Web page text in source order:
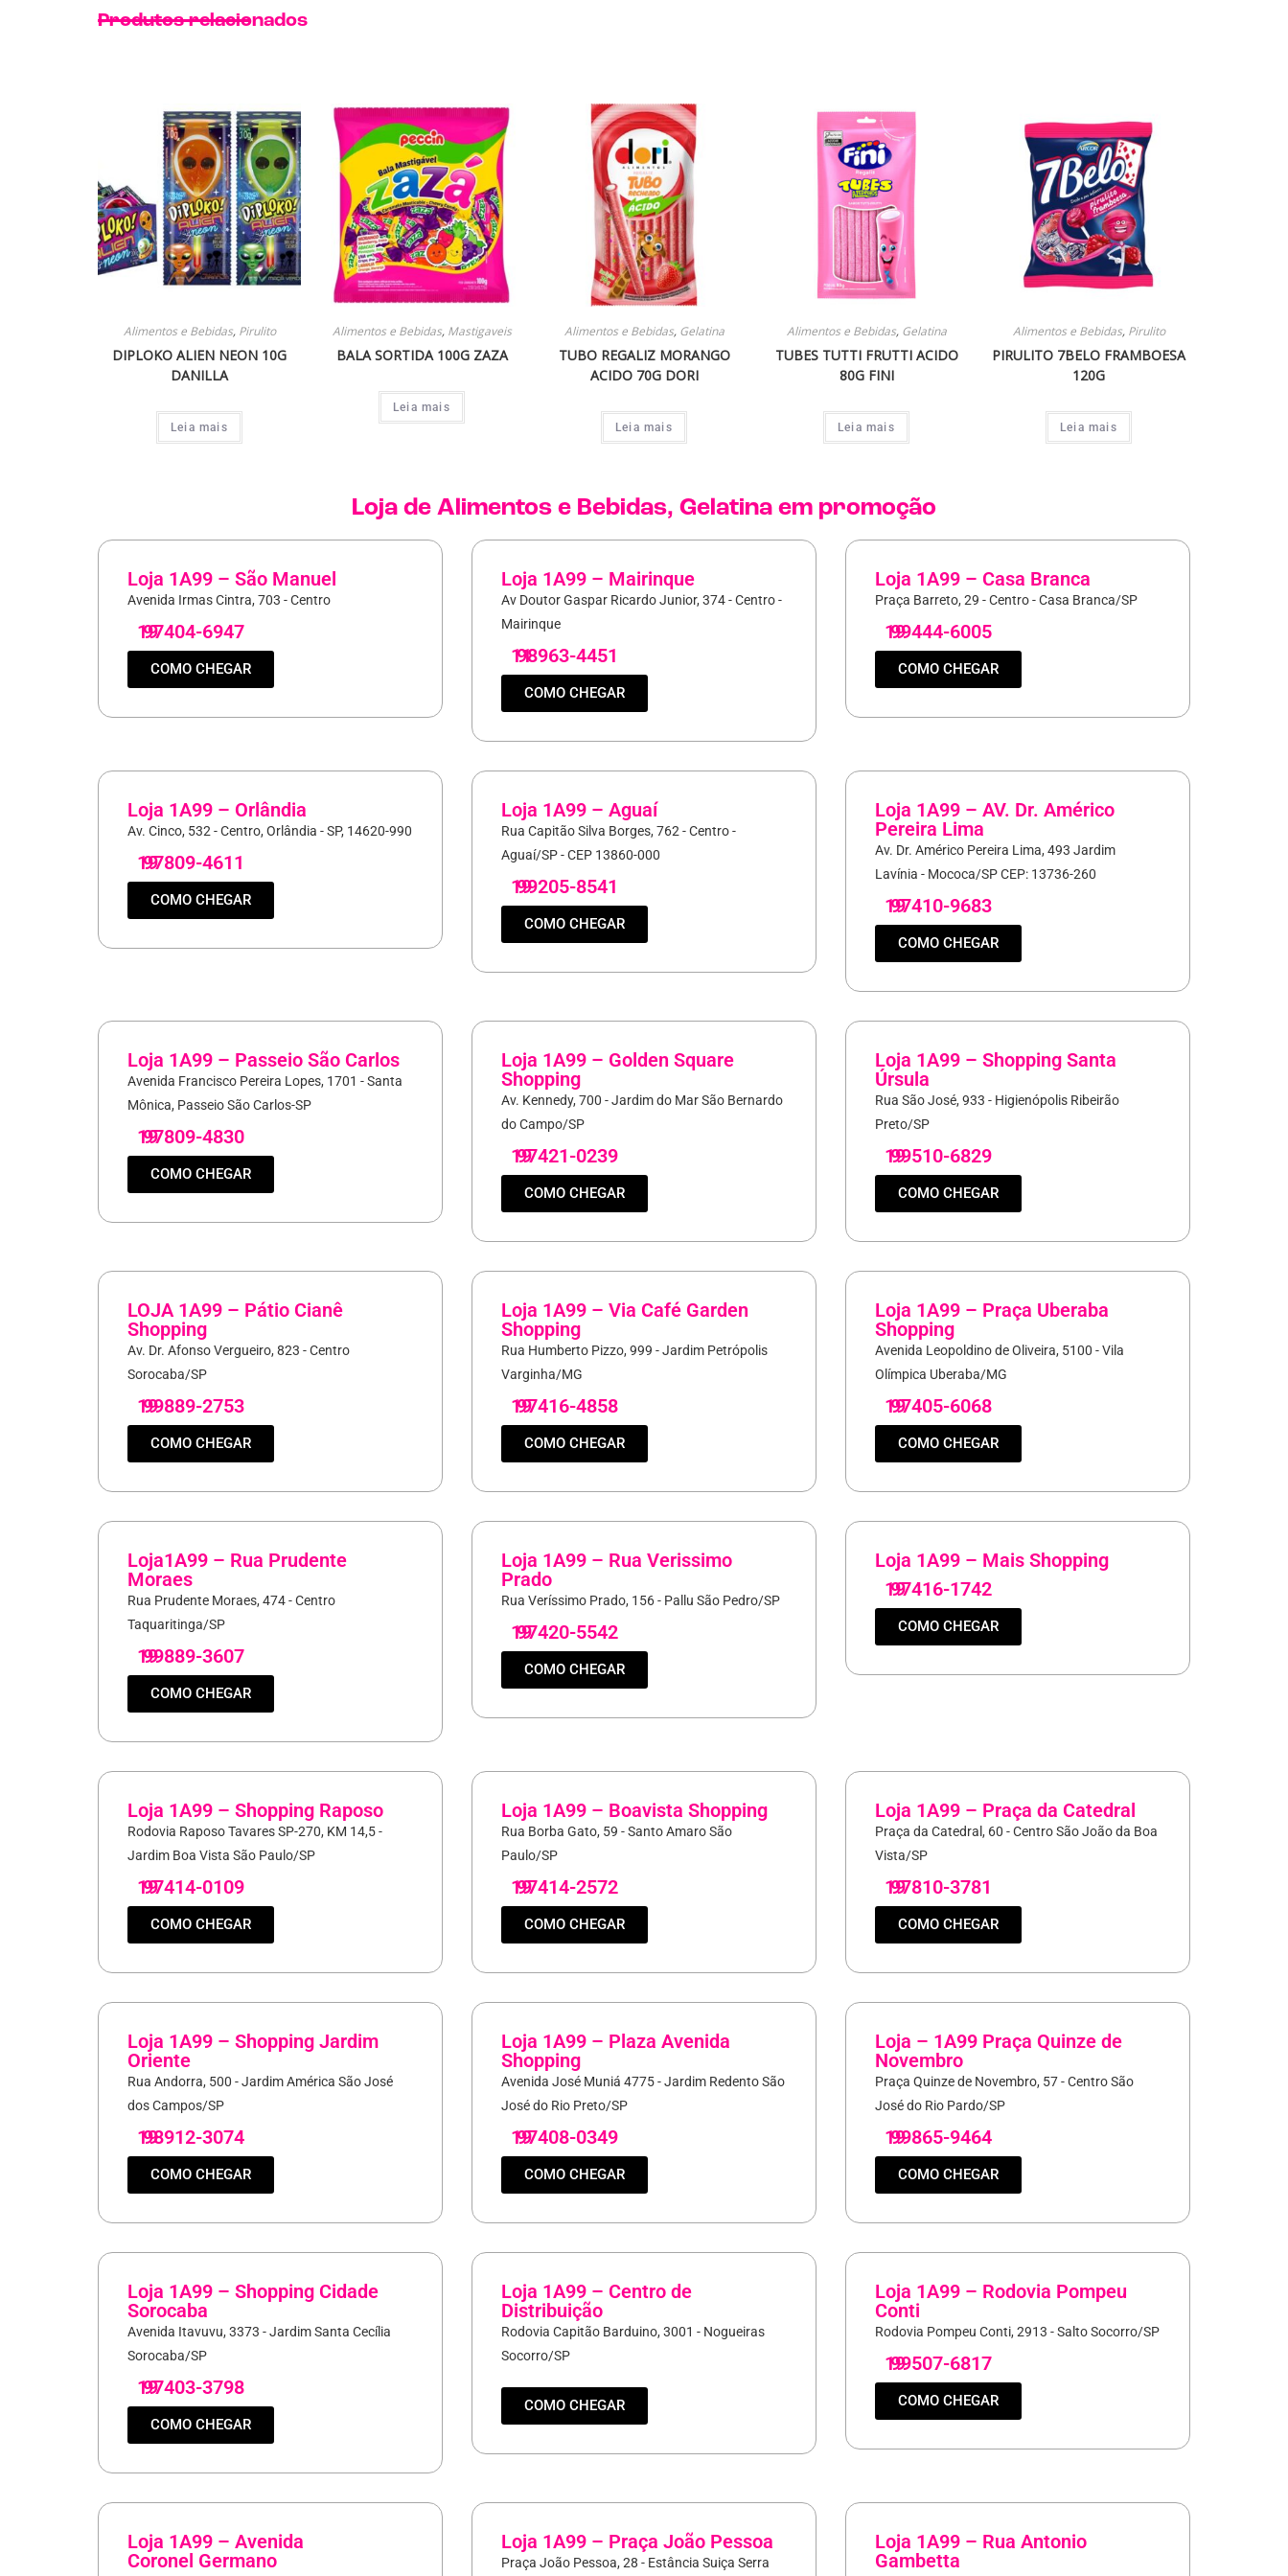
Produtos relacionados
Alimentos e Bebidas, Pirulito
DIPLOKO ALIEN NEON 10G
DANILLA
Leia mais
Alimentos e Bebidas, Mastigaveis
BALA SORTIDA 100G ZAZA
Leia mais
Alimentos e Bebidas, Gelatina
TUBO REGALIZ MORANGO
ACIDO 70G DORI
Leia mais
Alimentos e Bebidas, Gelatina
TUBES TUTTI FRUTTI ACIDO
80G FINI
Leia mais
Alimentos e Bebidas, Pirulito
PIRULITO 7BELO FRAMBOESA
120G
Leia mais
Loja de Alimentos e Bebidas, Gelatina em promoção
Loja 1A99 – São Manuel
Avenida Irmas Cintra, 703 - Centro
19
97404-6947
COMO CHEGAR
Loja 1A99 – Mairinque
Av Doutor Gaspar Ricardo Junior, 374 - Centro -
Mairinque
11
98963-4451
COMO CHEGAR
Loja 1A99 – Casa Branca
Praça Barreto, 29 - Centro - Casa Branca/SP
19
99444-6005
COMO CHEGAR
Loja 1A99 – Orlândia
Av. Cinco, 532 - Centro, Orlândia - SP, 14620-990
19
97809-4611
COMO CHEGAR
Loja 1A99 – Aguaí
Rua Capitão Silva Borges, 762 - Centro -
Aguaí/SP - CEP 13860-000
19
99205-8541
COMO CHEGAR
Loja 1A99 – AV. Dr. Américo
Pereira Lima
Av. Dr. Américo Pereira Lima, 493 Jardim
Lavínia - Mococa/SP CEP: 13736-260
19
97410-9683
COMO CHEGAR
Loja 1A99 – Passeio São Carlos
Avenida Francisco Pereira Lopes, 1701 - Santa
Mônica, Passeio São Carlos-SP
19
97809-4830
COMO CHEGAR
Loja 1A99 – Golden Square
Shopping
Av. Kennedy, 700 - Jardim do Mar São Bernardo
do Campo/SP
19
97421-0239
COMO CHEGAR
Loja 1A99 – Shopping Santa
Úrsula
Rua São José, 933 - Higienópolis Ribeirão
Preto/SP
19
99510-6829
COMO CHEGAR
LOJA 1A99 – Pátio Cianê
Shopping
Av. Dr. Afonso Vergueiro, 823 - Centro
Sorocaba/SP
19
99889-2753
COMO CHEGAR
Loja 1A99 – Via Café Garden
Shopping
Rua Humberto Pizzo, 999 - Jardim Petrópolis
Varginha/MG
19
97416-4858
COMO CHEGAR
Loja 1A99 – Praça Uberaba
Shopping
Avenida Leopoldino de Oliveira, 5100 - Vila
Olímpica Uberaba/MG
19
97405-6068
COMO CHEGAR
Loja1A99 – Rua Prudente
Moraes
Rua Prudente Moraes, 474 - Centro
Taquaritinga/SP
19
99889-3607
COMO CHEGAR
Loja 1A99 – Rua Verissimo
Prado
Rua Veríssimo Prado, 156 - Pallu São Pedro/SP
19
97420-5542
COMO CHEGAR
Loja 1A99 – Mais Shopping
19
97416-1742
COMO CHEGAR
Loja 1A99 – Shopping Raposo
Rodovia Raposo Tavares SP-270, KM 14,5 -
Jardim Boa Vista São Paulo/SP
19
97414-0109
COMO CHEGAR
Loja 1A99 – Boavista Shopping
Rua Borba Gato, 59 - Santo Amaro São
Paulo/SP
19
97414-2572
COMO CHEGAR
Loja 1A99 – Praça da Catedral
Praça da Catedral, 60 - Centro São João da Boa
Vista/SP
19
97810-3781
COMO CHEGAR
Loja 1A99 – Shopping Jardim
Oriente
Rua Andorra, 500 - Jardim América São José
dos Campos/SP
19
98912-3074
COMO CHEGAR
Loja 1A99 – Plaza Avenida
Shopping
Avenida José Muniá 4775 - Jardim Redento São
José do Rio Preto/SP
19
97408-0349
COMO CHEGAR
Loja – 1A99 Praça Quinze de
Novembro
Praça Quinze de Novembro, 57 - Centro São
José do Rio Pardo/SP
19
99865-9464
COMO CHEGAR
Loja 1A99 – Shopping Cidade
Sorocaba
Avenida Itavuvu, 3373 - Jardim Santa Cecília
Sorocaba/SP
19
97403-3798
COMO CHEGAR
Loja 1A99 – Centro de
Distribuição
Rodovia Capitão Barduino, 3001 - Nogueiras
Socorro/SP
COMO CHEGAR
Loja 1A99 – Rodovia Pompeu
Conti
Rodovia Pompeu Conti, 2913 - Salto Socorro/SP
19
99507-6817
COMO CHEGAR
Loja 1A99 – Avenida
Coronel Germano
Loja 1A99 – Praça João Pessoa
Praça João Pessoa, 28 - Estância Suiça Serra
Loja 1A99 – Rua Antonio
Gambetta